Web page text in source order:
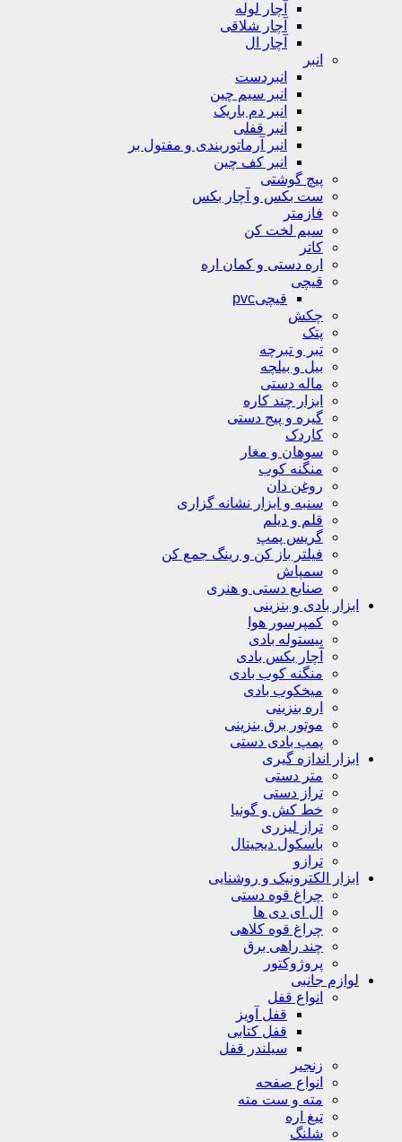
آچار لوله
آچار شلاقی
آچار ال
انبر
انبردست
انبر سیم چین
انبر دم باریک
انبر قفلی
انبر آرماتوربندی و مفتول بر
انبر کف چین
پیچ گوشتی
ست بکس و آچار بکس
فازمتر
سیم لخت کن
کاتر
اره دستی و کمان اره
قیچی
قیچیpvc
چکش
پتک
تبر و تبرچه
بیل و بیلچه
ماله دستی
ابزار چند کاره
گیره و پیج دستی
کاردک
سوهان و مغار
منگنه کوب
روغن دان
سنبه و ابزار نشانه گزاری
قلم و دیلم
گریس پمپ
فیلتر باز کن و رینگ جمع کن
سمپاش
صنایع دستی و هنری
ابزار بادی و بنزینی
کمپرسور هوا
پیستوله بادی
آچار بکس بادی
منگنه کوب بادی
میخکوب بادی
اره بنزینی
موتور برق بنزینی
پمپ بادی دستی
ابزار اندازه گیری
متر دستی
تراز دستی
خط کش و گونیا
تراز لیزری
باسکول دیجیتال
ترازو
ابزار الکترونیک و روشنایی
چراغ قوه دستی
ال ای دی ها
چراغ قوه کلاهی
چند راهی برق
پروژوکتور
لوازم جانبی
انواع قفل
قفل آویز
قفل کتابی
سیلندر قفل
زنجیر
انواع صفحه
مته و ست مته
تیغ اره
شلنگ